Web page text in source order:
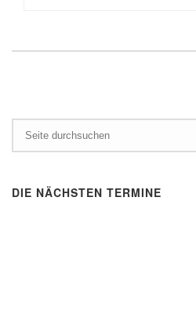
DIE NÄCHSTEN TERMINE